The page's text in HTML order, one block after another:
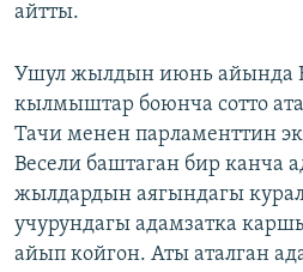
айтты.
Ушул жылдын июнь айында
кылмыштар боюнча сотто
Тачи менен парламенттин
Весели баштаган бир канча
жылдардын аягындагы
учурундагы адамзатка
айып койгон. Аты аталган